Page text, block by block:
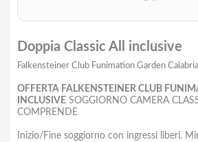
Doppia Classic All inclusive
Falkensteiner Club Funimation Garden
OFFERTA FALKENSTEINER CLUB
INCLUSIVE SOGGIORNO CAMERA
COMPRENDE
Inizio/Fine soggiorno con ingressi liberi.